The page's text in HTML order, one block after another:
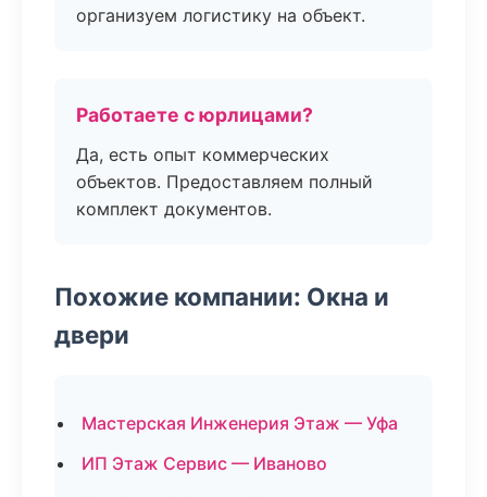
организуем логистику на объект.
Работаете с юрлицами?
Да, есть опыт коммерческих
объектов. Предоставляем полный
комплект документов.
Похожие компании: Окна и
двери
Мастерская Инженерия Этаж — Уфа
ИП Этаж Сервис — Иваново